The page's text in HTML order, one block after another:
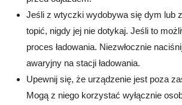
Jeśli z wtyczki wydobywa się dym lub
topić, nigdy jej nie dotykaj. Jeśli to
proces ładowania. Niezwłocznie
awaryjny na stacji ładowania.
Upewnij się, że urządzenie jest poza
Mogą z niego korzystać wyłącznie